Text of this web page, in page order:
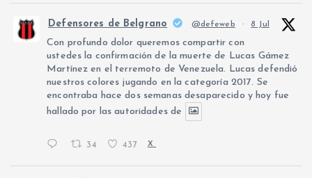
Defensores de Belgrano @defeweb · 8 Jul
Con profundo dolor queremos compartir con
ustedes la confirmación de la muerte de Lucas Gámez
Martínez en el terremoto de Venezuela. Lucas defendió
nuestros colores jugando en la categoría 2017. Se
encontraba hace dos semanas desaparecido y hoy fue
hallado por las autoridades de
34 437 X